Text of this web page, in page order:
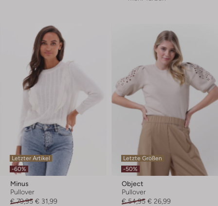
Letzter Artikel
-60%
Minus
Pullover
€ 79,95 € 31,99
Letzte Größen
-50%
Object
Pullover
€ 54,95 € 26,99